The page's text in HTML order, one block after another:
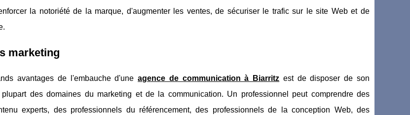
la notoriété de la marque, d'augmenter les ventes, de sécuriser le trafic sur le site Web et de
marketing
avantages de l'embauche d'uneagence de communication à Biarritz est de disposer de son
des domaines du marketing et de la communication. Un professionnel peut comprendre des
experts, des professionnels du référencement, des professionnels de la conception Web, des